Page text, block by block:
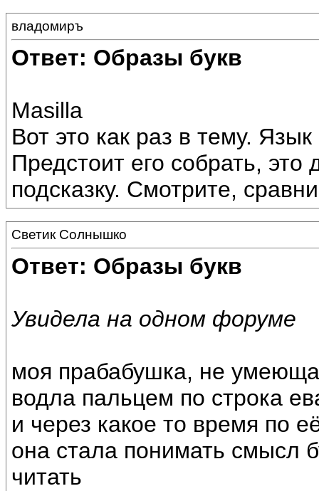
владомиръ
Ответ: Образы букв
Masilla
Вот это как раз в тему.
Предстоит его собрать,
подсказку. Смотрите,
Светик Солнышко
Ответ: Образы букв
Увидела на одном форуме
моя прабабушка, не
водла пальцем по строка
и через какое то время по
она стала понимать смысл
читать